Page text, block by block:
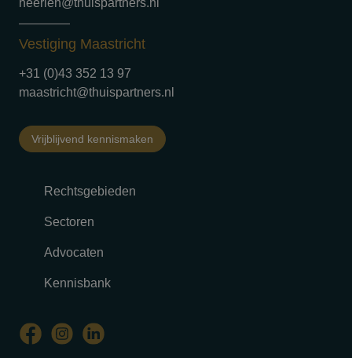
heerlen@thuispartners.nl
Vestiging Maastricht
+31 (0)43 352 13 97
maastricht@thuispartners.nl
Vrijblijvend kennismaken
Rechtsgebieden
Sectoren
Advocaten
Kennisbank